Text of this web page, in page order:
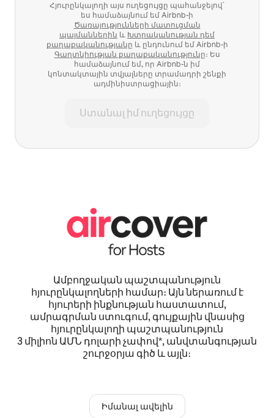
Հյուրընկալողի այս ուղեցույցը պահանջելով՝
ես համաձայնում եմ Airbnb-ի
Ծառայությունների մատուցման
պայմաններին և Խտրականության դեմ
քաղաքականությանը և ընդունում եմ Airbnb-ի
Գաղտնիության քաղաքականությունը։ Ես
համաձայնում եմ, որ Airbnb-ն իմ
կոնտակտային տվյալները տրամադրի շենքի
ադմինիստրացիային։
Ստանալ իմ ուղեցույցը
Ամբողջական պաշտպանություն
հյուրընկալողների համար։ Այն ներառում է
հյուրերի ինքնության հաստատում,
ամրագրման ստուգում, գույքային վնասից
հյուրընկալողի պաշտպանություն
3 միլիոն ԱՄՆ դոլարի չափով*, անվտանգության
շուրջօրյա գիծ և այլն։
Իմանալ ավելին